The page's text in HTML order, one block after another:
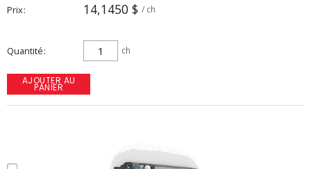
Prix 14,1450 $ / ch
Quantité ch
AJOUTER AU
PANIER